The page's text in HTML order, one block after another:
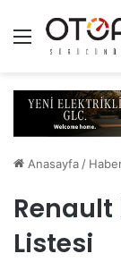
Menü
Anasayfa /
Renault
Listesi